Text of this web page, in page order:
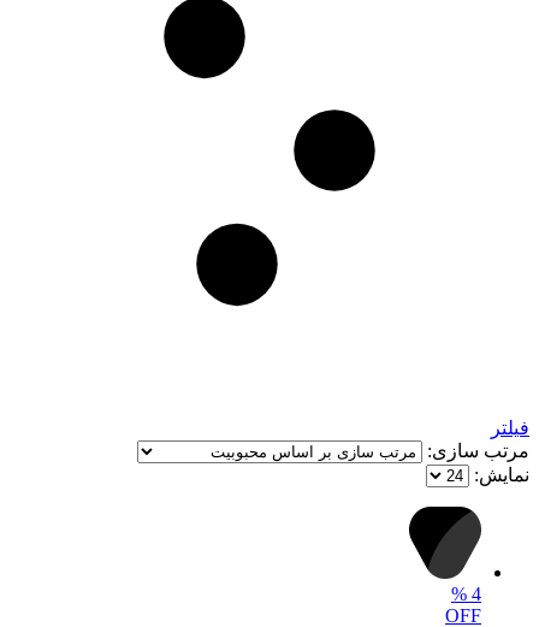
فیلتر
مرتب سازی:
نمایش:
4
%
OFF